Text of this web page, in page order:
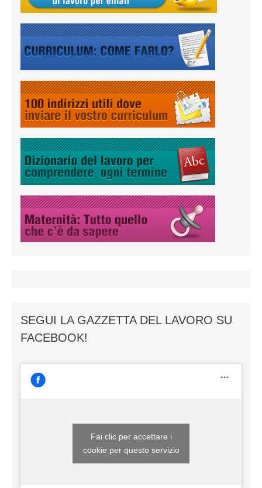
SEGUI LA GAZZETTA DEL LAVORO SU
FACEBOOK!
Fai clic per accettare i
cookie per questo servizio